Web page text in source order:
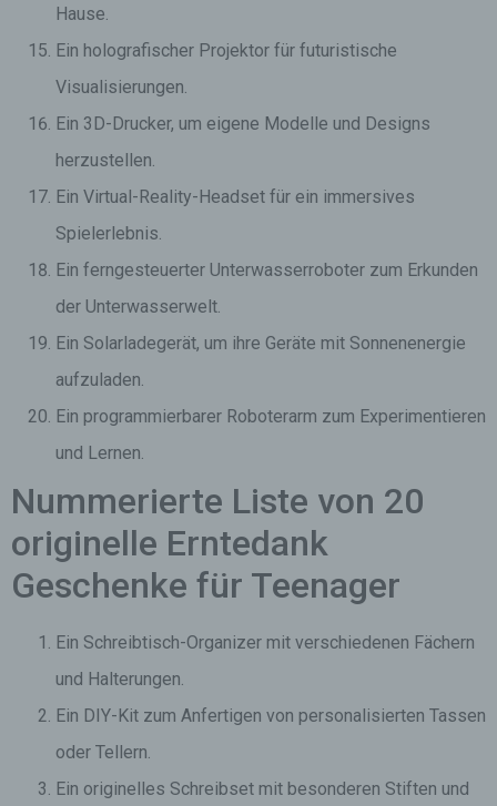
Hause.
Ein holografischer Projektor für futuristische
Visualisierungen.
Ein 3D-Drucker, um eigene Modelle und Designs
herzustellen.
Ein Virtual-Reality-Headset für ein immersives
Spielerlebnis.
Ein ferngesteuerter Unterwasserroboter zum Erkunden
der Unterwasserwelt.
Ein Solarladegerät, um ihre Geräte mit Sonnenenergie
aufzuladen.
Ein programmierbarer Roboterarm zum Experimentieren
und Lernen.
Nummerierte Liste von 20
originelle Erntedank
Geschenke für Teenager
Ein Schreibtisch-Organizer mit verschiedenen Fächern
und Halterungen.
Ein DIY-Kit zum Anfertigen von personalisierten Tassen
oder Tellern.
Ein originelles Schreibset mit besonderen Stiften und